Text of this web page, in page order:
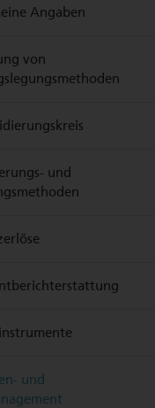
Angaben
von
und
und